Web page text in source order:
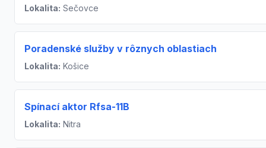
Lokalita: Sečovce
Poradenské služby v rôznych oblastiach
Lokalita: Košice
Spínací aktor Rfsa-11B
Lokalita: Nitra